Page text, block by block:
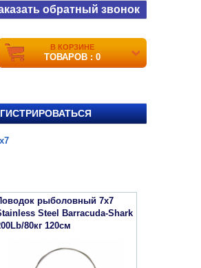
обратный звонок
В КОРЗИНЕ
ТОВАРОВ : 0
рыболовный 7х7
Steel Barracuda-Shark
80кг 120см